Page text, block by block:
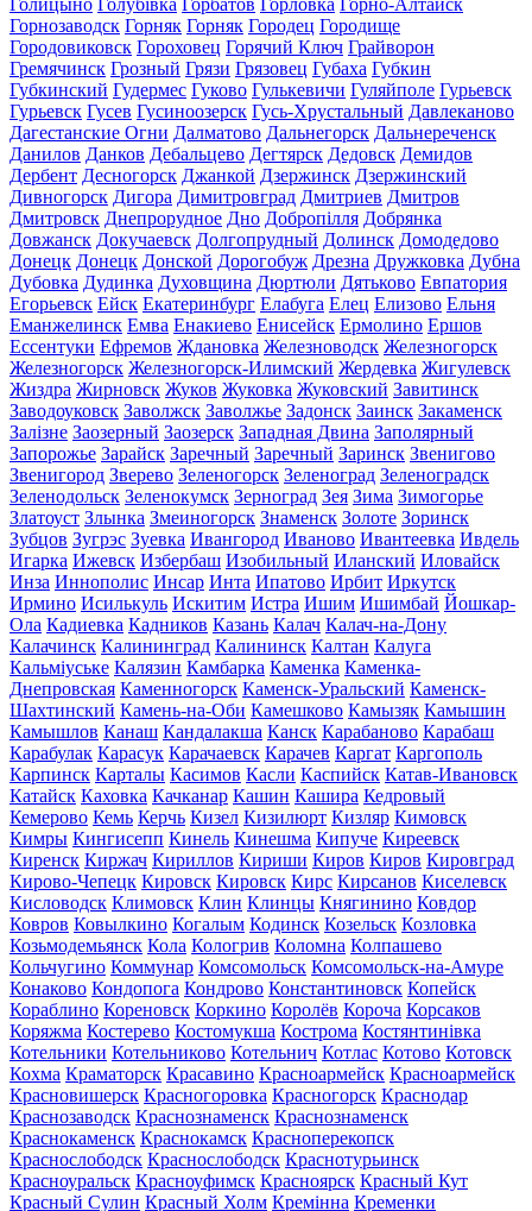
Голицыно Голубівка Горбатов Горловка Горно-Алтайск
Горнозаводск Горняк Горняк Городец Городище
Городовиковск Гороховец Горячий Ключ Грайворон
Гремячинск Грозный Грязи Грязовец Губаха Губкин
Губкинский Гудермес Гуково Гулькевичи Гуляйполе Гурьевск
Гурьевск Гусев Гусиноозерск Гусь-Хрустальный Давлеканово
Дагестанские Огни Далматово Дальнегорск Дальнереченск
Данилов Данков Дебальцево Дегтярск Дедовск Демидов
Дербент Десногорск Джанкой Дзержинск Дзержинский
Дивногорск Дигора Димитровград Дмитриев Дмитров
Дмитровск Днепрорудное Дно Добропілля Добрянка
Довжанск Докучаевск Долгопрудный Долинск Домодедово
Донецк Донецк Донской Дорогобуж Дрезна Дружковка Дубна
Дубовка Дудинка Духовщина Дюртюли Дятьково Евпатория
Егорьевск Ейск Екатеринбург Елабуга Елец Елизово Ельня
Еманжелинск Емва Енакиево Енисейск Ермолино Ершов
Ессентуки Ефремов Ждановка Железноводск Железногорск
Железногорск Железногорск-Илимский Жердевка Жигулевск
Жиздра Жирновск Жуков Жуковка Жуковский Завитинск
Заводоуковск Заволжск Заволжье Задонск Заинск Закаменск
Залізне Заозерный Заозерск Западная Двина Заполярный
Запорожье Зарайск Заречный Заречный Заринск Звенигово
Звенигород Зверево Зеленогорск Зеленоград Зеленоградск
Зеленодольск Зеленокумск Зерноград Зея Зима Зимогорье
Златоуст Злынка Змеиногорск Знаменск Золоте Зоринск
Зубцов Зугрэс Зуевка Ивангород Иваново Ивантеевка Ивдель
Игарка Ижевск Избербаш Изобильный Иланский Иловайск
Инза Иннополис Инсар Инта Ипатово Ирбит Иркутск
Ирмино Исилькуль Искитим Истра Ишим Ишимбай Йошкар-
Ола Кадиевка Кадников Казань Калач Калач-на-Дону
Калачинск Калининград Калининск Калтан Калуга
Кальміуське Калязин Камбарка Каменка Каменка-
Днепровская Каменногорск Каменск-Уральский Каменск-
Шахтинский Камень-на-Оби Камешково Камызяк Камышин
Камышлов Канаш Кандалакша Канск Карабаново Карабаш
Карабулак Карасук Карачаевск Карачев Каргат Каргополь
Карпинск Карталы Касимов Касли Каспийск Катав-Ивановск
Катайск Каховка Качканар Кашин Кашира Кедровый
Кемерово Кемь Керчь Кизел Кизилюрт Кизляр Кимовск
Кимры Кингисепп Кинель Кинешма Кипуче Киреевск
Киренск Киржач Кириллов Кириши Киров Киров Кировград
Кирово-Чепецк Кировск Кировск Кирс Кирсанов Киселевск
Кисловодск Климовск Клин Клинцы Княгинино Ковдор
Ковров Ковылкино Когалым Кодинск Козельск Козловка
Козьмодемьянск Кола Кологрив Коломна Колпашево
Кольчугино Коммунар Комсомольск Комсомольск-на-Амуре
Конаково Кондопога Кондрово Константиновск Копейск
Кораблино Кореновск Коркино Королёв Короча Корсаков
Коряжма Костерево Костомукша Кострома Костянтинівка
Котельники Котельниково Котельнич Котлас Котово Котовск
Кохма Краматорск Красавино Красноармейск Красноармейск
Красновишерск Красногоровка Красногорск Краснодар
Краснозаводск Краснознаменск Краснознаменск
Краснокаменск Краснокамск Красноперекопск
Краснослободск Краснослободск Краснотурьинск
Красноуральск Красноуфимск Красноярск Красный Кут
Красный Сулин Красный Холм Кремінна Кременки